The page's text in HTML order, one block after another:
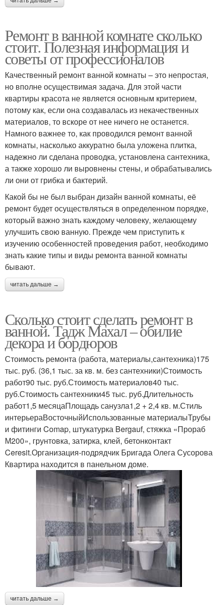
Ремонт в ванной комнате сколько
стоит. Полезная информация и
советы от профессионалов
Качественный ремонт ванной комнаты – это непростая,
но вполне осуществимая задача. Для этой части
квартиры красота не является основным критерием,
потому как, если она создавалась из некачественных
материалов, то вскоре от нее ничего не останется.
Намного важнее то, как проводился ремонт ванной
комнаты, насколько аккуратно была уложена плитка,
надежно ли сделана проводка, установлена сантехника,
а также хорошо ли выровнены стены, и обрабатывались
ли они от грибка и бактерий.
Какой бы не был выбран дизайн ванной комнаты, её
ремонт будет осуществляться в определенном порядке,
который важно знать каждому человеку, желающему
улучшить свою ванную. Прежде чем приступить к
изучению особенностей проведения работ, необходимо
знать какие типы и виды ремонта ванной комнаты
бывают.
читать дальше →
Сколько стоит сделать ремонт в
ванной. Тадж Махал – обилие
декора и бордюров
Стоимость ремонта (работа, материалы,сантехника)175
тыс. руб. (36,1 тыс. за кв. м. без сантехники)Стоимость
работ90 тыс. руб.Стоимость материалов40 тыс.
руб.Стоимость сантехники45 тыс. руб.Длительность
работ1,5 месяцаПлощадь санузла1,2 + 2,4 кв. м.Стиль
интерьераВосточныйИспользованные материалыТрубы
и фитинги Comap, штукатурка Bergauf, стяжка «Прораб
М200», грунтовка, затирка, клей, бетонконтакт
Ceresit.Организация-подрядчик Бригада Олега Сусорова
Квартира находится в панельном доме.
читать дальше →